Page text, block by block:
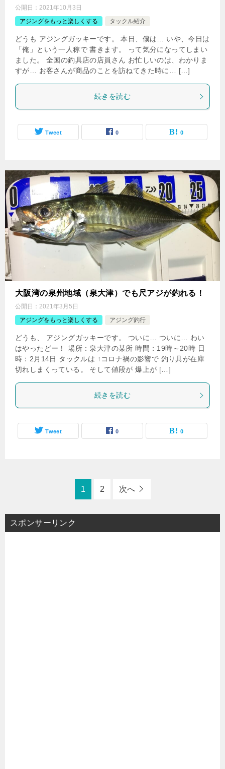
公開日： 2021年10月3日
アジングをもっと楽しくする
タックル紹介
どうも アジングガッキーです。 本日、僕は… いや、今日は
「俺」という一人称で 書きます。 って気分になってしまい
ました。 全国の釣具店の店員さん お忙しいのは、わかりま
すが… お客さんが商品のことを訪ねてきた時に… […]
続きを読む
Tweet 0 0
大阪湾の泉州地域（泉大津）でも尺アジが釣れる！
公開日： 2021年3月5日
アジングをもっと楽しくする
アジング釣行
どうも、 アジングガッキーです。 ついに… ついに… わい
はやったどー！ 場所：泉大津の某所 時間：19時～20時 日
時：2月14日 タックルは ↑コロナ禍の影響で 釣り具が在庫
切れしまくっている。 そして値段が 爆上が […]
続きを読む
Tweet 0 0
1 2 次へ
スポンサーリンク